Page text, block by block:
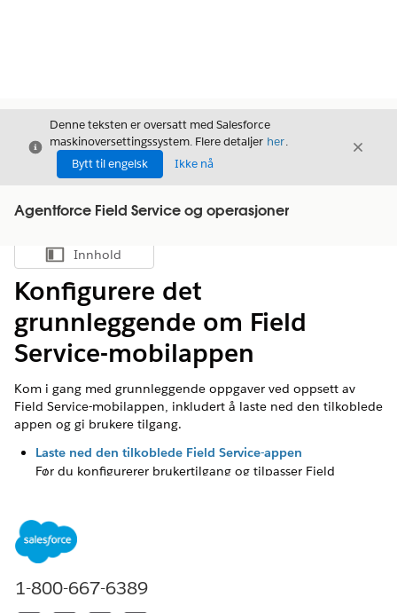
Avslutt
Denne teksten er oversatt med Salesforce
maskinoversettingssystem. Flere detaljer her.
Bytt til engelsk
Ikke nå
Avslutt
Agentforce Field Service og operasjoner
Vis innholdsfortegnelse
Innhold
Konfigurere det
grunnleggende om Field
Service-mobilappen
Kom i gang med grunnleggende oppgaver ved oppsett av
Field Service-mobilappen, inkludert å laste ned den tilkoblede
appen og gi brukere tilgang.
Laste ned den tilkoblede Field Service-appen
Før du konfigurerer brukertilgang og tilpasser Field
Gi brukere tilgang til Field Service-mobilappen
For å gi den mobile arbeidsstyrken din tilgang til Field
Service-mobilappen konfigurerer du dem med den riktige
gjelder også for brukere av Opplevelsesbygger-nettsteder.
1-800-667-6389